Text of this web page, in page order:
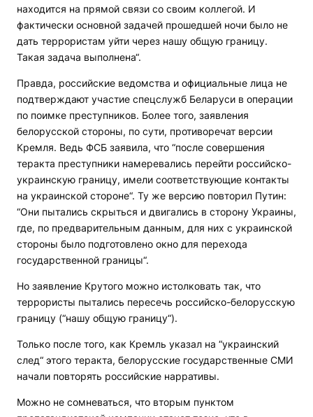
находится на прямой связи со своим коллегой. И
фактически основной задачей прошедшей ночи было не
дать террористам уйти через нашу общую границу.
Такая задача выполнена“.
Правда, российские ведомства и официальные лица не
подтверждают участие спецслужб Беларуси в операции
по поимке преступников. Более того, заявления
белорусской стороны, по сути, противоречат версии
Кремля. Ведь ФСБ заявила, что “после совершения
теракта преступники намеревались перейти российско-
украинскую границу, имели соответствующие контакты
на украинской стороне“. Ту же версию повторил Путин:
“Они пытались скрыться и двигались в сторону Украины,
где, по предварительным данным, для них с украинской
стороны было подготовлено окно для перехода
государственной границы“.
Но заявление Крутого можно истолковать так, что
террористы пытались пересечь российско-белорусскую
границу (“нашу общую границу“).
Только после того, как Кремль указал на “украинский
след“ этого теракта, белорусские государственные СМИ
начали повторять российские нарративы.
Можно не сомневаться, что вторым пунктом